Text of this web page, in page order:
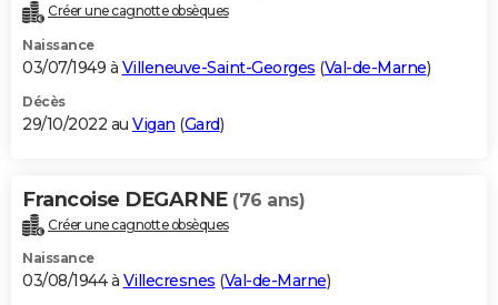
Créer une cagnotte obsèques
Naissance
03/07/1949 à Villeneuve-Saint-Georges (Val-de-Marne)
Décès
29/10/2022 au Vigan (Gard)
Francoise DEGARNE (76 ans)
Créer une cagnotte obsèques
Naissance
03/08/1944 à Villecresnes (Val-de-Marne)